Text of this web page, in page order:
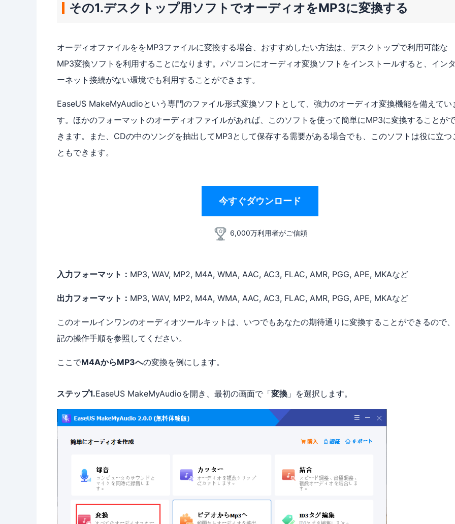
その1.デスクトップ用ソフトでオーディオをMP3に変換する
オーディオファイルををMP3ファイルに変換する場合、おすすめしたい方法は、デスクトップで利用可能な
MP3変換ソフトを利用することになります。パソコンにオーディオ変換ソフトをインストールすると、イン
ーネット接続がない環境でも利用することができます。
EaseUS MakeMyAudioという専門のファイル形式変換ソフトとして、強力のオーディオ変換機能を備えてい
す。ほかのフォーマットのオーディオファイルがあれば、このソフトを使って簡単にMP3に変換することが
きます。また、CDの中のソングを抽出してMP3として保存する需要がある場合でも、このソフトは役に立つ
ともできます。
今すぐダウンロード
6,000万利用者がご信頼
入力フォーマット： MP3, WAV, MP2, M4A, WMA, AAC, AC3, FLAC, AMR, PGG, APE, MKAなど
出力フォーマット： MP3, WAV, MP2, M4A, WMA, AAC, AC3, FLAC, AMR, PGG, APE, MKAなど
このオールインワンのオーディオツールキットは、いつでもあなたの期待通りに変換することができるので
記の操作手順を参照してください。
ここでM4AからMP3への変換を例にします。
ステップ1.EaseUS MakeMyAudioを開き、最初の画面で「変換 」を選択します。